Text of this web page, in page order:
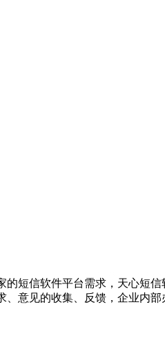
短信软件平台需求，天心短
意见的收集、反馈，企业内部